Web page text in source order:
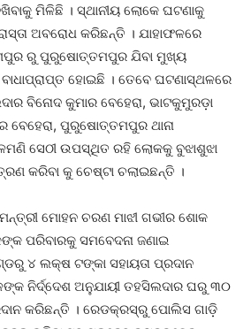
ମିଳିଛି । ସ୍ଥାନୀୟ ଲୋକେ ଘଟଣାକୁ
ଅବରୋଧ କରିଛନ୍ତି । ଯାହାଫଳରେ
ରୁ ପୁରୁଷୋତ୍ତମପୁର ଯିବା ମୁଖ୍ୟ
ବାଧାପ୍ରାପ୍ତ ହୋଇଛି । ତେବେ ଘଟଣାସ୍ଥଳରେ
ବିନୋଦ କୁମାର ବେହେରା, ଭାଟକୁମୁରଡ଼ା
ବେହେରା, ପୁରୁଷୋତ୍ତମପୁର ଥାନା
ସେଠୀ ଉପସ୍ଥିତ ରହି ଲୋକକୁ ବୁଝାଶୁଝା
କରିବା କୁ ଚେଷ୍ଟା ଚଲାଇଛନ୍ତି ।
ମୋହନ ଚରଣ ମାଝୀ ଗଭୀର ଶୋକ
ପରିବାରକୁ ସମବେଦନା ଜଣାଇ
୪ ଲକ୍ଷ ଟଙ୍କା ସହାୟତା ପ୍ରଦାନ
ନିର୍ଦ୍ଦେଶ ଅନୁଯାୟୀ ତହସିଲଦାର ଘରୁ ୩୦
କରିଛନ୍ତି । ରେଡକ୍ରସ୍‌ରୁ ପୋଲିସ ଗାଡ଼ି